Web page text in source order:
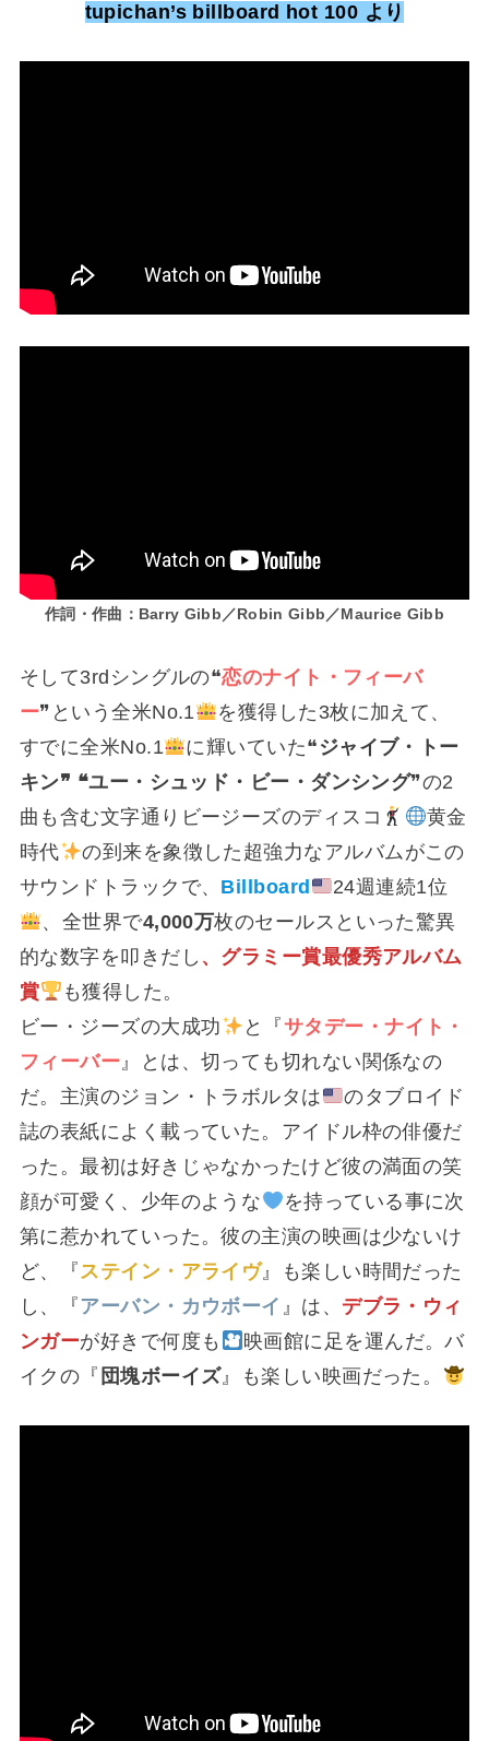
tupichan’s billboard hot 100 より
作詞・作曲：Barry Gibb／Robin Gibb／Maurice Gibb
そして3rdシングルの❝恋のナイト・フィーバ
ー❞という全米No.1
を獲得した3枚に加えて、
すでに全米No.1
に輝いていた❝ ジャイブ・トー
キン❞ ❝ユー・シュッド・ビー・ダンシング❞の2
曲も含む文字通りビージーズのディスコ
黄金
時代
の到来を象徴した超強力なアルバムがこの
サウンドトラックで、 Billboard
24週連続1位
、全世界で4,000万枚のセールスといった驚異
的な数字を叩きだし 、グラミー賞最優秀アルバム
賞
も獲得した。
ビー・ジーズの大成功
と『サタデー・ナイト・
フィーバー』とは、切っても切れない関係なの
だ。主演のジョン・トラボルタは
のタブロイド
誌の表紙によく載っていた。アイドル枠の俳優だ
った。最初は好きじゃなかったけど彼の満面の笑
顔が可愛く、少年のような
を持っている事に次
第に惹かれていった。彼の主演の映画は少ないけ
ど、『ステイン・アライヴ』も楽しい時間だった
し、『アーバン・カウボーイ 』は、 デブラ・ウィ
ンガーが好きで何度も
映画館に足を運んだ。バ
イクの『 団塊ボーイズ』も楽しい映画だった。